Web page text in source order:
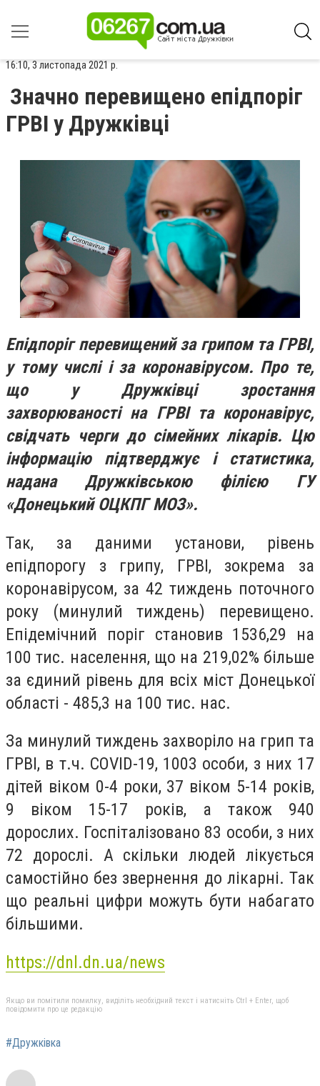
16:10, 3 листопада 2021 р.
Значно перевищено епідпоріг
ГРВІ у Дружківці
Епідпоріг перевищений за грипом та ГРВІ,
у тому числі і за коронавірусом. Про те,
що у Дружківці зростання
захворюваності на ГРВІ та коронавірус,
свідчать черги до сімейних лікарів. Цю
інформацію підтверджує і статистика,
надана Дружківською філією ГУ
«Донецький ОЦКПГ МОЗ».
Так, за даними установи, рівень
епідпорогу з грипу, ГРВІ, зокрема за
коронавірусом, за 42 тиждень поточного
року (минулий тиждень) перевищено.
Епідемічний поріг становив 1536,29 на
100 тис. населення, що на 219,02% більше
за єдиний рівень для всіх міст Донецької
області - 485,3 на 100 тис. нас.
За минулий тиждень захворіло на грип та
ГРВІ, в т.ч. COVID-19, 1003 особи, з них 17
дітей віком 0-4 роки, 37 віком 5-14 років,
9 віком 15-17 років, а також 940
дорослих. Госпіталізовано 83 особи, з них
72 дорослі. А скільки людей лікується
самостійно без звернення до лікарні. Так
що реальні цифри можуть бути набагато
більшими.
https://dnl.dn.ua/news
Якщо ви помітили помилку, виділіть необхідний текст і натисніть Ctrl + Enter, щоб
повідомити про це редакцію
#Дружкiвка